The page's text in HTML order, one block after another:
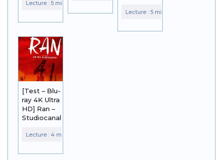
[Test – Blu-
ray 4K Ultra
HD] Ran –
Studiocanal